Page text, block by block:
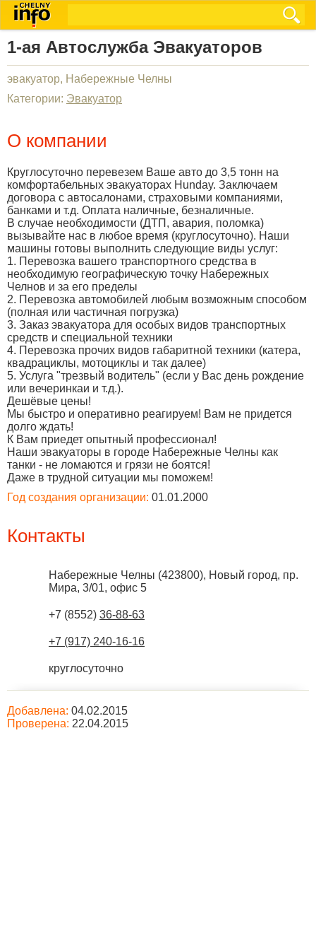
1-ая Автослужба Эвакуаторов
эвакуатор, Набережные Челны
Категории: Эвакуатор
О компании
Круглосуточно перевезем Ваше авто до 3,5 тонн на
комфортабельных эвакуаторах Hunday. Заключаем
договора с автосалонами, страховыми компаниями,
банками и т.д. Оплата наличные, безналичные.
В случае необходимости (ДТП, авария, поломка)
вызывайте нас в любое время (круглосуточно). Наши
машины готовы выполнить следующие виды услуг:
1. Перевозка вашего транспортного средства в
необходимую географическую точку Набережных
Челнов и за его пределы
2. Перевозка автомобилей любым возможным способом
(полная или частичная погрузка)
3. Заказ эвакуатора для особых видов транспортных
средств и специальной техники
4. Перевозка прочих видов габаритной техники (катера,
квадрациклы, мотоциклы и так далее)
5. Услуга "трезвый водитель" (если у Вас день рождение
или вечеринкаи и т.д.).
Дешёвые цены!
Мы быстро и оперативно реагируем! Вам не придется
долго ждать!
К Вам приедет опытный профессионал!
Наши эвакуаторы в городе Набережные Челны как
танки - не ломаются и грязи не боятся!
Даже в трудной ситуации мы поможем!
Год создания организации: 01.01.2000
Контакты
Набережные Челны (423800), Новый город, пр.
Мира, 3/01, офис 5
+7 (8552) 36-88-63
+7 (917) 240-16-16
круглосуточно
Добавлена: 04.02.2015
Проверена: 22.04.2015